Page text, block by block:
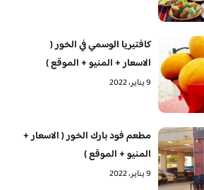
كافتيريا الوسمي في الخور (
الاسعار + المنيو + الموقع )
9 يناير، 2022
مطعم فود بارك الخور ( الاسعار +
المنيو + الموقع )
9 يناير، 2022